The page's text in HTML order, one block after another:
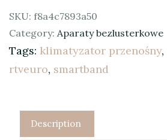
SKU: f8a4c7893a50
Category: Aparaty bezlusterkowe
Tags: klimatyzator przenośny,
rtveuro, smartband
Description